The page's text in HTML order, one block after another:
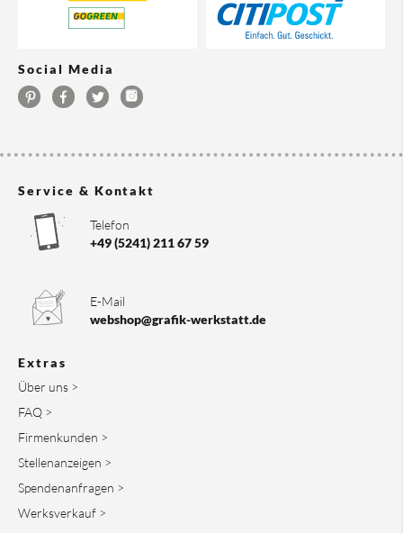
Social Media
Service & Kontakt
Telefon
+49 (5241) 211 67 59
E-Mail
webshop@grafik-werkstatt.de
Extras
Über uns >
FAQ >
Firmenkunden >
Stellenanzeigen >
Spendenanfragen >
Werksverkauf >